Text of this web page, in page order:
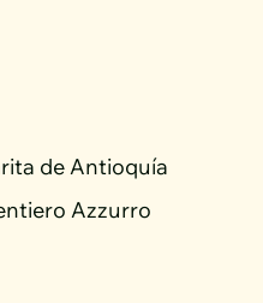
de Antioquía
Azzurro